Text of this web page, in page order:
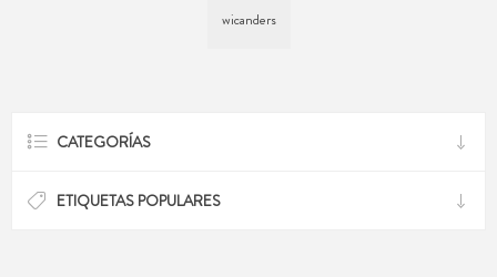
wicanders
CATEGORÍAS
ETIQUETAS POPULARES